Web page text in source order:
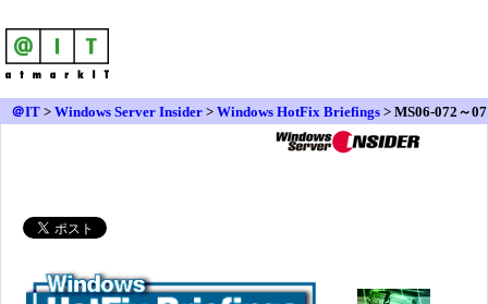
＠IT > Windows Server Insider > Windows HotFix Briefings > MS06-072～07